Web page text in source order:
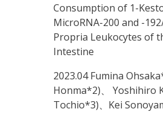
Consumption of 1-
MicroRNA-200 and -
Propria Leukocytes of
Intestine
2023.04 Fumina
Honma*2)、 Yoshihiro
Tochio*3)、Kei